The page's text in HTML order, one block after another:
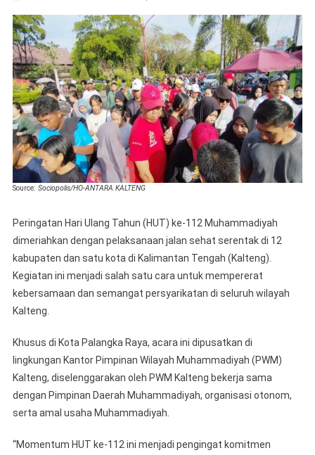
Sehat
Warnai
HUT
Ke-
112
Di
Kalteng
Source: Sociopolis/HO-ANTARA KALTENG
Peringatan Hari Ulang Tahun (HUT) ke-112 Muhammadiyah
dimeriahkan dengan pelaksanaan jalan sehat serentak di 12
kabupaten dan satu kota di Kalimantan Tengah (Kalteng).
Kegiatan ini menjadi salah satu cara untuk mempererat
kebersamaan dan semangat persyarikatan di seluruh wilayah
Kalteng.
Khusus di Kota Palangka Raya, acara ini dipusatkan di
lingkungan Kantor Pimpinan Wilayah Muhammadiyah (PWM)
Kalteng, diselenggarakan oleh PWM Kalteng bekerja sama
dengan Pimpinan Daerah Muhammadiyah, organisasi otonom,
serta amal usaha Muhammadiyah.
“Momentum HUT ke-112 ini menjadi pengingat komitmen